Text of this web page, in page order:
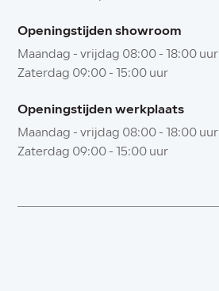
+31-416-365305
info@autobedrijfvanos.nl
Adres
5175 AXLoon op Zand
Openingstijden showroom
Openingstijden showroom
Maandag - vrijdag 08:00 - 18:00 uur
Zaterdag 09:00 - 15:00 uur
Openingstijden werkplaats
Maandag - vrijdag 08:00 - 18:00 uur
Zaterdag 09:00 - 15:00 uur